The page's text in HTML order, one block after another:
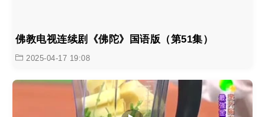
佛教电视连续剧《佛陀》国语版（第51集）
2025-04-17 19:08